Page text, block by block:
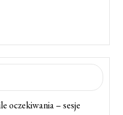
oczekiwania – sesje